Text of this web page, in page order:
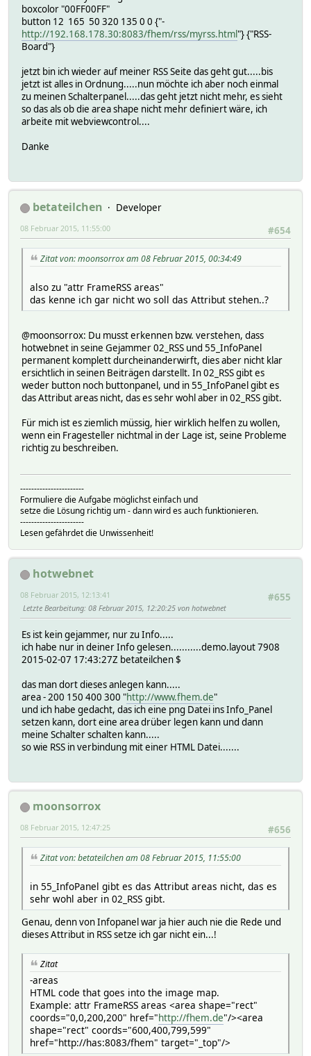
boxcolor "00FF00FF"
button 12 165 50 320 135 0 0 {"-
http://192.168.178.30:8083/fhem/rss/myrss.html"} {"RSS-
Board"}
jetzt bin ich wieder auf meiner RSS Seite das geht gut.....bis
jetzt ist alles in Ordnung.....nun möchte ich aber noch einmal
zu meinen Schalterpanel.....das geht jetzt nicht mehr, es sieht
so das als ob die area shape nicht mehr definiert wäre, ich
arbeite mit webviewcontrol....
Danke
betateilchen
Developer
#654
08 Februar 2015, 11:55:00
Zitat von: moonsorrox am 08 Februar 2015, 00:34:49
also zu "attr FrameRSS areas"
das kenne ich gar nicht wo soll das Attribut stehen..?
@moonsorrox: Du musst erkennen bzw. verstehen, dass
hotwebnet in seine Gejammer 02_RSS und 55_InfoPanel
permanent komplett durcheinanderwirft, dies aber nicht klar
ersichtlich in seinen Beiträgen darstellt. In 02_RSS gibt es
weder button noch buttonpanel, und in 55_InfoPanel gibt es
das Attribut areas nicht, das es sehr wohl aber in 02_RSS gibt.
Für mich ist es ziemlich müssig, hier wirklich helfen zu wollen,
wenn ein Fragesteller nichtmal in der Lage ist, seine Probleme
richtig zu beschreiben.
-----------------------
Formuliere die Aufgabe möglichst einfach und
setze die Lösung richtig um - dann wird es auch funktionieren.
-----------------------
Lesen gefährdet die Unwissenheit!
hotwebnet
#655
08 Februar 2015, 12:13:41
Letzte Bearbeitung: 08 Februar 2015, 12:20:25 von hotwebnet
Es ist kein gejammer, nur zu Info.....
ich habe nur in deiner Info gelesen...........demo.layout 7908
2015-02-07 17:43:27Z betateilchen $
das man dort dieses anlegen kann.....
area - 200 150 400 300 "http://www.fhem.de"
und ich habe gedacht, das ich eine png Datei ins Info_Panel
setzen kann, dort eine area drüber legen kann und dann
meine Schalter schalten kann.....
so wie RSS in verbindung mit einer HTML Datei.......
moonsorrox
#656
08 Februar 2015, 12:47:25
Zitat von: betateilchen am 08 Februar 2015, 11:55:00
in 55_InfoPanel gibt es das Attribut areas nicht, das es
sehr wohl aber in 02_RSS gibt.
Genau, denn von Infopanel war ja hier auch nie die Rede und
dieses Attribut in RSS setze ich gar nicht ein...!
Zitat
-areas
HTML code that goes into the image map.
Example: attr FrameRSS areas <area shape="rect"
coords="0,0,200,200" href="http://fhem.de"/><area
shape="rect" coords="600,400,799,599"
href="http://has:8083/fhem" target="_top"/>